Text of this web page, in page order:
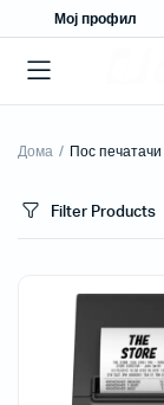
Мој профил
Дома Пос печатачи
Filter Products